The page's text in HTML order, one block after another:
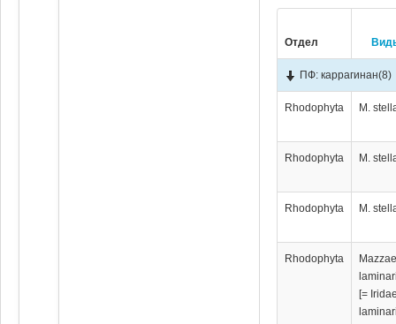
Отдел
ПФ: каррагинан(8)
Rhodophyta M.
Rhodophyta M.
Rhodophyta M.
Rhodophyta
[=